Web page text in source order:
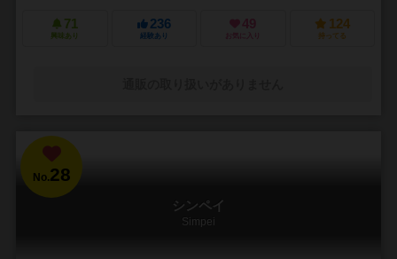
71
興味あり
236
経験あり
49
お気に入り
124
持ってる
No.28
シンペイ
Simpei